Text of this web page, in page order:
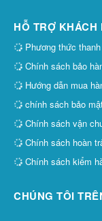
HỖ TRỢ KHÁCH
Phương thức
Chính sách bảo
Hướng dẫn mua
chính sách bảo
Chính sách vận
Chính sách hoàn
Chính sách kiểm
CHÚNG TÔI